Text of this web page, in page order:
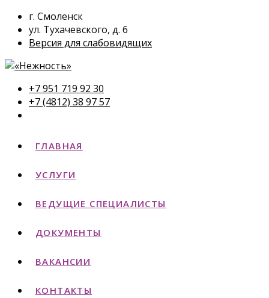
г. Смоленск
ул. Тухачевского, д. 6
Версия для слабовидящих
+7 951 719 92 30
+7 (4812) 38 97 57
ГЛАВНАЯ
УСЛУГИ
ВЕДУЩИЕ СПЕЦИАЛИСТЫ
ДОКУМЕНТЫ
ВАКАНСИИ
КОНТАКТЫ